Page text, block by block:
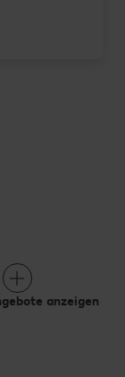
anzeigen